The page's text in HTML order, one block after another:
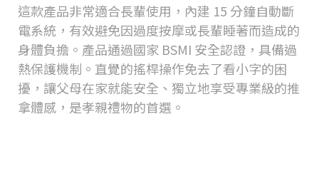
這款產品非常適合長輩使用，內建 15 分鐘自動斷
電系統，有效避免因過度按摩或長輩睡著而造成的
身體負擔。產品通過國家 BSMI 安全認證，具備過
熱保護機制。直覺的搖桿操作免去了看小字的困
擾，讓父母在家就能安全、獨立地享受專業級的推
拿體感，是孝親禮物的首選。